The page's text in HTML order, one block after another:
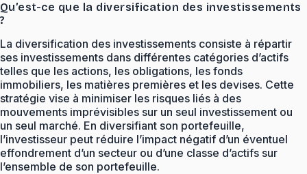
Qu’est-ce que la diversification des investissements
?
La diversification des investissements consiste à répartir
ses investissements dans différentes catégories d’actifs
telles que les actions, les obligations, les fonds
immobiliers, les matières premières et les devises. Cette
stratégie vise à minimiser les risques liés à des
mouvements imprévisibles sur un seul investissement ou
un seul marché. En diversifiant son portefeuille,
l’investisseur peut réduire l’impact négatif d’un éventuel
effondrement d’un secteur ou d’une classe d’actifs sur
l’ensemble de son portefeuille.